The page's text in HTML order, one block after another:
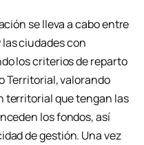
se lleva a cabo entre
ciudades con
los criterios de reparto
Territorial, valorando
territorial que tengan las
los fondos, así
de gestión. Una vez